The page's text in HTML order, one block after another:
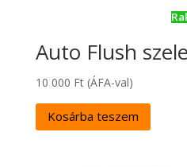
Auto Flush
10 000 Ft (ÁFA-val)
Kosárba teszem